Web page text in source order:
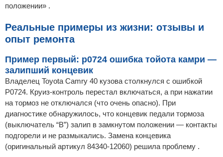
положении» .
Реальные примеры из жизни: отзывы и
опыт ремонта
Пример первый: p0724 ошибка тойота камри —
залипший концевик
Владелец Toyota Camry 40 кузова столкнулся с ошибкой
P0724. Круиз-контроль перестал включаться, а при нажатии
на тормоз не отключался (что очень опасно). При
диагностике обнаружилось, что концевик педали тормоза
(выключатель “B”) залип в замкнутом положении — контакты
подгорели и не размыкались. Замена концевика
(оригинальный артикул 84340-12060) решила проблему .